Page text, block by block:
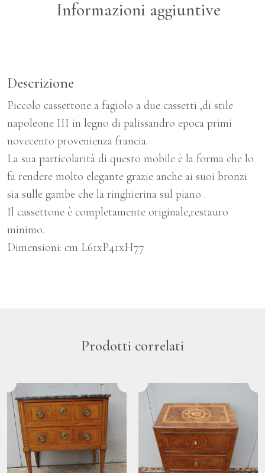
Informazioni aggiuntive
Descrizione
Piccolo cassettone a fagiolo a due cassetti ,di stile
napoleone III in legno di palissandro epoca primi
novecento provenienza francia.
La sua particolarità di questo mobile è la forma che lo
fa rendere molto elegante grazie anche ai suoi bronzi
sia sulle gambe che la ringhierina sul piano .
Il cassettone è completamente originale,restauro
minimo.
Dimensioni: cm L61xP41xH77
Prodotti correlati